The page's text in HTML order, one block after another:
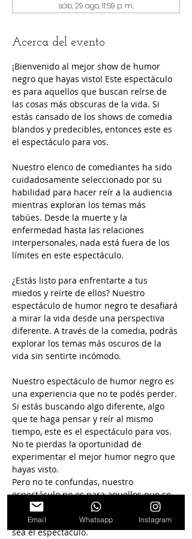
sáb, 29 ago, 11:59 p. m.
Acerca del evento
¡Bienvenido al mejor show de humor
negro que hayas visto! Este espectáculo
es para aquellos que buscan reírse de
las cosas más obscuras de la vida. Si
estás cansado de los shows de comedia
blandos y predecibles, entonces este es
el espectáculo para vos.
Nuestro elenco de comediantes ha sido
cuidadosamente seleccionado por su
habilidad para hacer reír a la audiencia
mientras exploran los temas más
tabúes. Desde la muerte y la
enfermedad hasta las relaciones
interpersonales, nada está fuera de los
límites en este espectáculo.
¿Estás listo para enfrentarte a tus
miedos y reírte de ellos? Nuestro
espectáculo de humor negro te desafiará
a mirar la vida desde una perspectiva
diferente. A través de la comedia, podrás
explorar los temas más oscuros de la
vida sin sentirte incómodo.
Nuestro espectáculo de humor negro es
una experiencia que no te podés perder.
Si estás buscando algo diferente, algo
que te haga pensar y reír al mismo
tiempo, este es el espectáculo para vos.
No te pierdas la oportunidad de
experimentar el mejor humor negro que
hayas visto.
Pero no te confundas, nuestro
espectáculo no es para aquellos que se
ofenden fácilmente. Si te gusta lo seguro
y lo predecible, entonces quizás este no
sea el espectáculo.
Email Whatsapp Instagram